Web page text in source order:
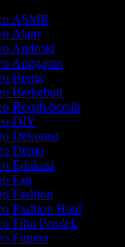
ASMR
Alam
Android
Anggaran
Berita
Berkebun
Bersih-bersih
DIY
Dekorasi
Demo
Edukasi
Fan
Fashion
Fashion Haul
Film Pendek
Fitness